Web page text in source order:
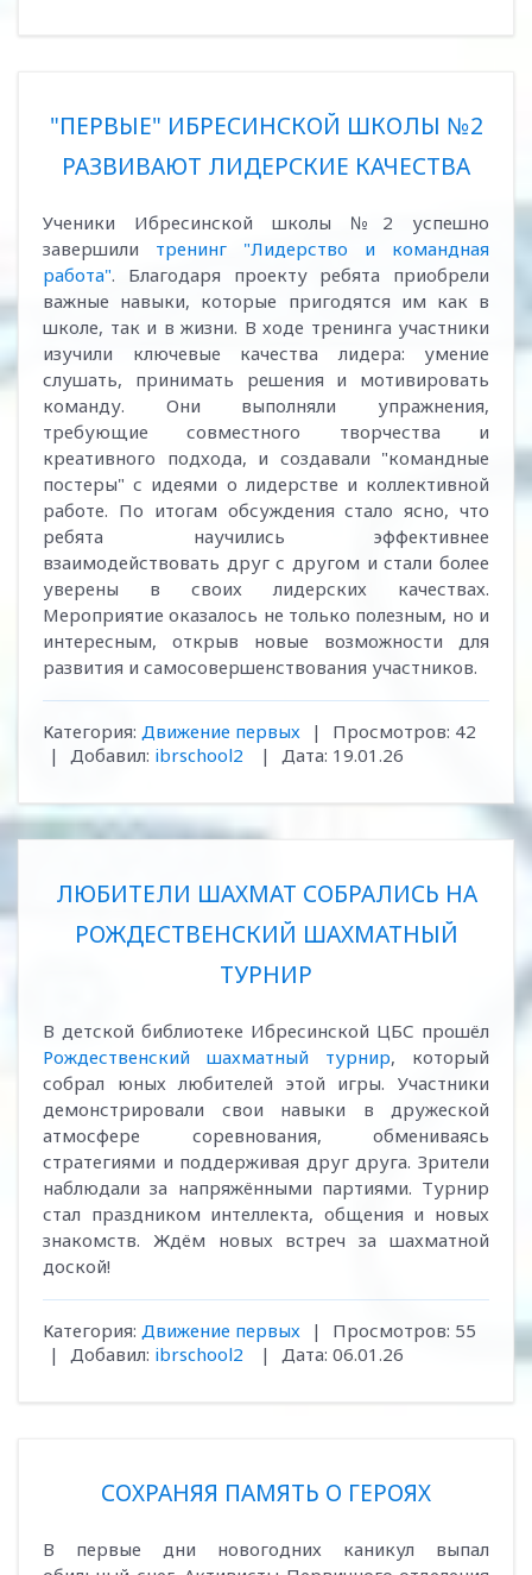
"ПЕРВЫЕ" ИБРЕСИНСКОЙ ШКОЛЫ №2
РАЗВИВАЮТ ЛИДЕРСКИЕ КАЧЕСТВА
Ученики Ибресинской школы №2 успешно
завершили тренинг "Лидерство и командная
работа". Благодаря проекту ребята приобрели
важные навыки, которые пригодятся им как в
школе, так и в жизни. В ходе тренинга участники
изучили ключевые качества лидера: умение
слушать, принимать решения и мотивировать
команду. Они выполняли упражнения,
требующие совместного творчества и
креативного подхода, и создавали "командные
постеры" с идеями о лидерстве и коллективной
работе. По итогам обсуждения стало ясно, что
ребята научились эффективнее
взаимодействовать друг с другом и стали более
уверены в своих лидерских качествах.
Мероприятие оказалось не только полезным, но и
интересным, открыв новые возможности для
развития и самосовершенствования участников.
Категория: Движение первых | Просмотров: 42
|
Добавил: ibrschool2 | Дата: 19.01.26
ЛЮБИТЕЛИ ШАХМАТ СОБРАЛИСЬ НА
РОЖДЕСТВЕНСКИЙ ШАХМАТНЫЙ
ТУРНИР
В детской библиотеке Ибресинской ЦБС прошёл
Рождественский шахматный турнир, который
собрал юных любителей этой игры. Участники
демонстрировали свои навыки в дружеской
атмосфере соревнования, обмениваясь
стратегиями и поддерживая друг друга. Зрители
наблюдали за напряжёнными партиями. Турнир
стал праздником интеллекта, общения и новых
знакомств. Ждём новых встреч за шахматной
доской!
Категория: Движение первых | Просмотров: 55
|
Добавил: ibrschool2 | Дата: 06.01.26
СОХРАНЯЯ ПАМЯТЬ О ГЕРОЯХ
В первые дни новогодних каникул выпал